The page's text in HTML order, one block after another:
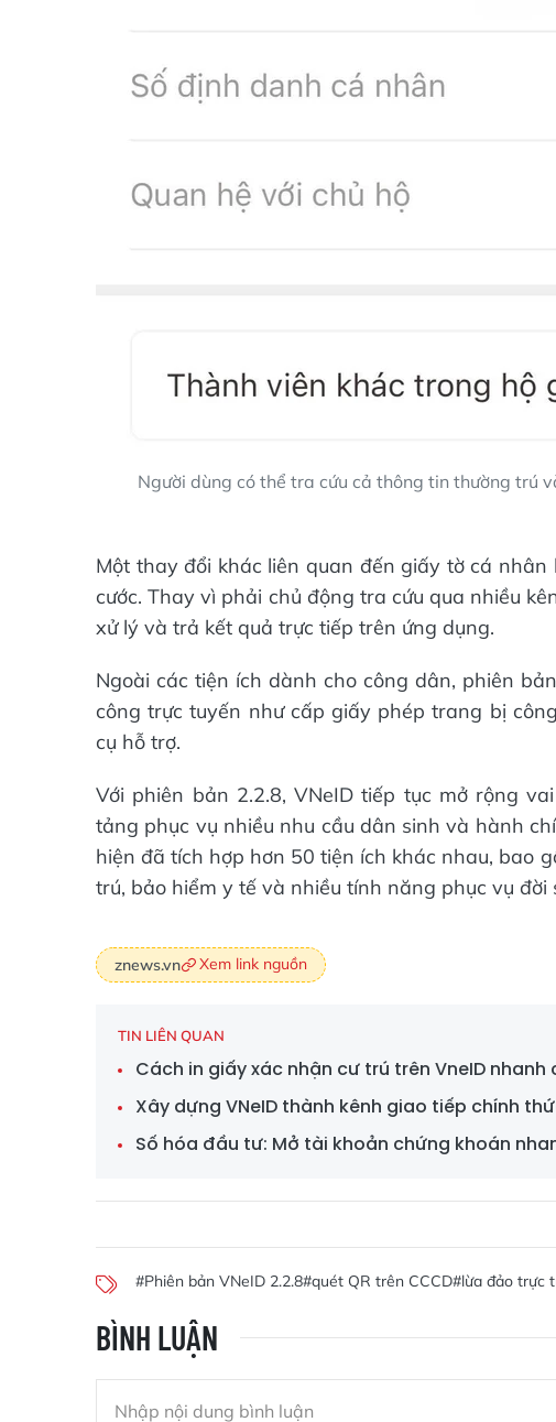
Người dùng có thể tra cứu cả thông tin thường trú
Một thay đổi khác liên quan đến giấy tờ cá
cước. Thay vì phải chủ động tra cứu qua nhiều
xử lý và trả kết quả trực tiếp trên ứng dụng.
Ngoài các tiện ích dành cho công dân, phiên
công trực tuyến như cấp giấy phép trang bị
cụ hỗ trợ.
Với phiên bản 2.2.8, VNeID tiếp tục mở rộng
tảng phục vụ nhiều nhu cầu dân sinh và hành
hiện đã tích hợp hơn 50 tiện ích khác nhau, bao
trú, bảo hiểm y tế và nhiều tính năng phục vụ đời
znews.vn Xem link nguồn
TIN LIÊN QUAN
Cách in giấy xác nhận cư trú trên VneID nhanh
Xây dựng VNeID thành kênh giao tiếp chính
Số hóa đầu tư: Mở tài khoản chứng khoán
#Phiên bản VNeID 2.2.8#quét QR trên CCCD#lừa đảo trực
BÌNH LUẬN